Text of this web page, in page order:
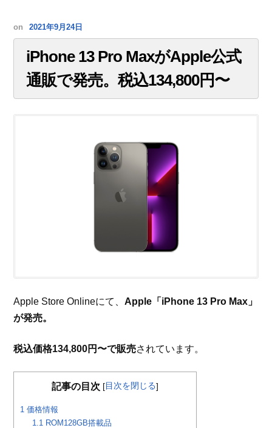
on 2021年9月24日
iPhone 13 Pro MaxがApple公式
通販で発売。税込134,800円〜
Apple Store Onlineにて、Apple「iPhone 13 Pro Max」
が発売。
税込価格134,800円〜で販売されています。
記事の目次 [目次を閉じる]
1 価格情報
1.1 ROM128GB搭載品